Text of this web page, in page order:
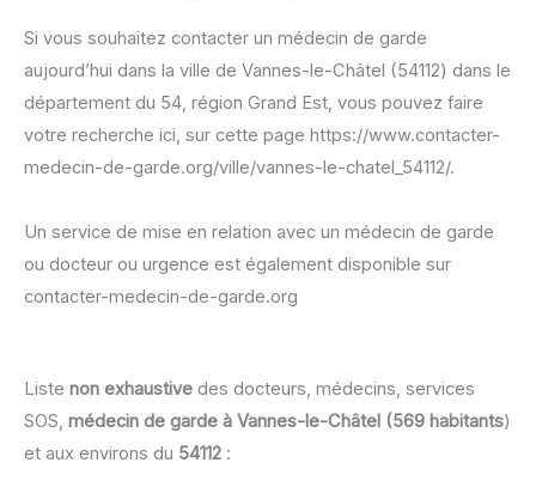
Si vous souhaitez contacter un médecin de garde
aujourd’hui dans la ville de Vannes-le-Châtel (54112) dans le
département du 54, région Grand Est, vous pouvez faire
votre recherche ici, sur cette page https://www.contacter-
medecin-de-garde.org/ville/vannes-le-chatel_54112/.
Un service de mise en relation avec un médecin de garde
ou docteur ou urgence est également disponible sur
contacter-medecin-de-garde.org
Liste non exhaustive des docteurs, médecins, services
SOS, médecin de garde à Vannes-le-Châtel (569 habitants)
et aux environs du 54112 :